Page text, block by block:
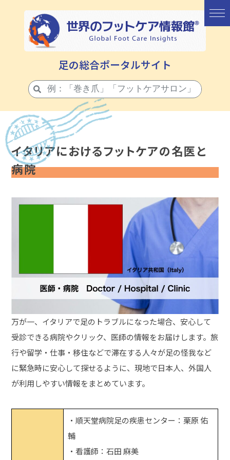
足の総合ポータルサイト
イタリアにおけるフットケアの名医と
病院
万が一、イタリアで足のトラブルになった場合、安心して
受診できる病院やクリック、医師の情報をお届けします。旅
行や留学・仕事・移住などで滞在する人々が足の怪我など
に緊急時に安心して探せるように、現地で日本人、外国人
が利用しやすい情報をまとめています。
・順天堂病院足の疾患センター：栗原 佑
輔
・看護師：石田 麻美